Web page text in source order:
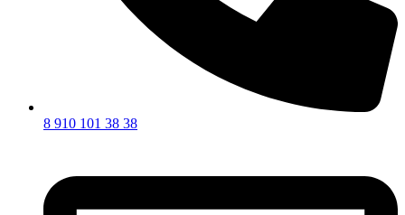
8 910 101 38 38